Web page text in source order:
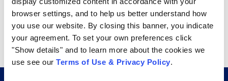
browser settings, and to help us better understand how
you use our website. By closing this banner, you indicate
your agreement. To set your own preferences click
"Show details" and to learn more about the cookies we
use see our Terms of Use & Privacy Policy.
La información es su activo
más valioso. Es nuestra